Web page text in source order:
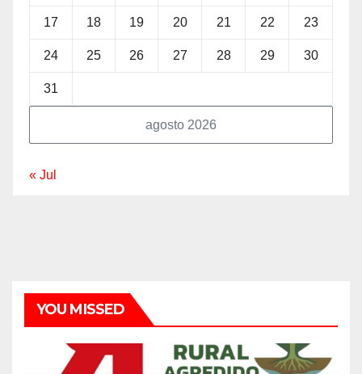
agosto 2026
17 18 19 20 21 22 23
24 25 26 27 28 29 30
31
« Jul
YOU MISSED